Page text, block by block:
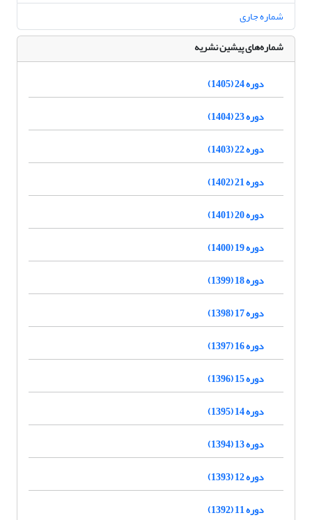
شماره جاری
شماره‌های پیشین نشریه
دوره 24 (1405)
دوره 23 (1404)
دوره 22 (1403)
دوره 21 (1402)
دوره 20 (1401)
دوره 19 (1400)
دوره 18 (1399)
دوره 17 (1398)
دوره 16 (1397)
دوره 15 (1396)
دوره 14 (1395)
دوره 13 (1394)
دوره 12 (1393)
دوره 11 (1392)